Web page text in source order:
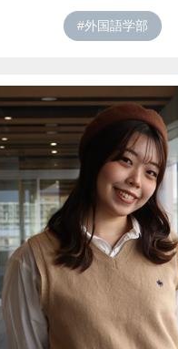
#外国語学部